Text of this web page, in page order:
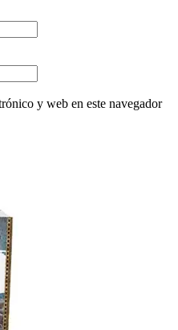
y web en este navegador